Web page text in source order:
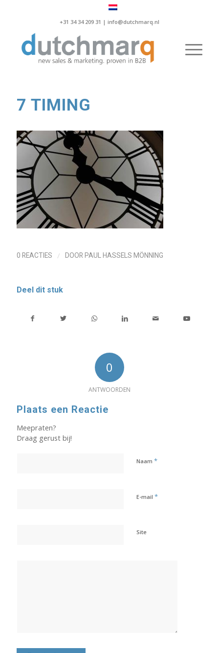
+31 34 34 209 31 | info@dutchmarq.nl
7 TIMING
0 REACTIES / DOOR PAUL HASSELS MÖNNING
Deel dit stuk
0
ANTWOORDEN
Plaats een Reactie
Meepraten?
Draag gerust bij!
Naam *
E-mail *
Site